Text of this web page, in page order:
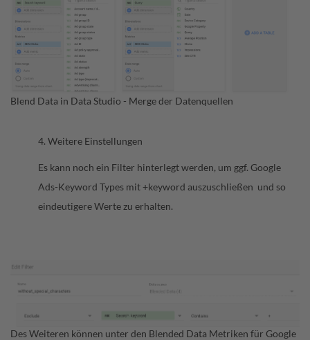
Blend Data in Data Studio - Merge der Datenquellen
4. Weitere Einstellungen
Es kann noch ein Filter hinterlegt werden, um ggf. Google
Ads-Keyword Types mit +keyword auszuschließen und so
eindeutigere Werte zu erhalten.
Des Weiteren können unter den Blended Data Metriken für Google